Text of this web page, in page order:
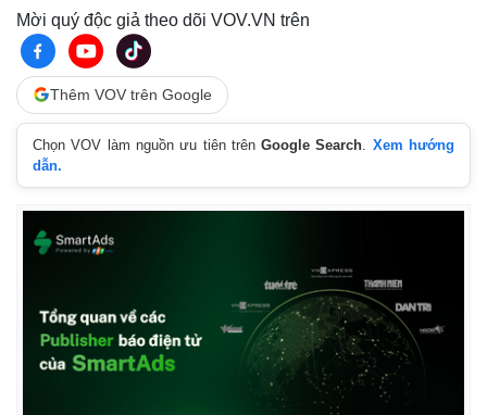
Mời quý độc giả theo dõi VOV.VN trên
Thêm VOV trên Google
Chọn VOV làm nguồn ưu tiên trênGoogle Search
Xem hướng
dẫn.